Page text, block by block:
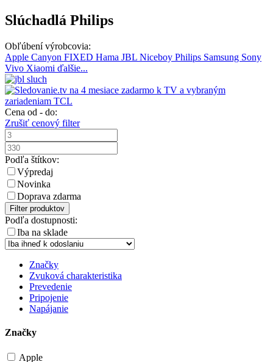
Slúchadlá Philips
Obľúbení výrobcovia:
Apple Canyon FIXED Hama JBL Niceboy Philips Samsung Sony
Vivo Xiaomi ďalšie...
Cena od - do:
Zrušiť cenový filter
Podľa štítkov:
Výpredaj
Novinka
Doprava zdarma
Filter produktov
Podľa dostupnosti:
Iba na sklade
Značky
Zvuková charakteristika
Prevedenie
Pripojenie
Napájanie
Značky
Apple